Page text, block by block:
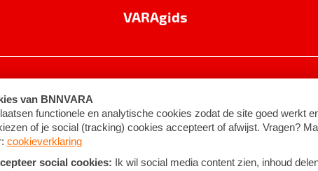
VARAgids
Algemene voorwaarden ©2026BNNVARA